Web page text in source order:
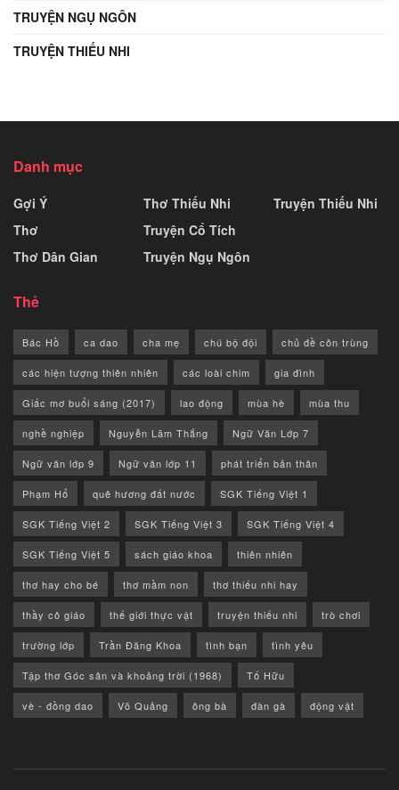
TRUYỆN NGỤ NGÔN
TRUYỆN THIẾU NHI
Danh mục
Gợi Ý
Thơ
Thơ Dân Gian
Thơ Thiếu Nhi
Truyện Cổ Tích
Truyện Ngụ Ngôn
Truyện Thiếu Nhi
Thẻ
Bác Hồ ca dao cha mẹ chú bộ đội chủ đề côn trùng
các hiện tượng thiên nhiên các loài chim gia đình
Giấc mơ buổi sáng (2017) lao động mùa hè mùa thu
nghề nghiệp Nguyễn Lãm Thắng Ngữ Văn Lớp 7
Ngữ văn lớp 9 Ngữ văn lớp 11 phát triển bản thân
Phạm Hổ quê hương đất nước SGK Tiếng Việt 1
SGK Tiếng Việt 2 SGK Tiếng Việt 3 SGK Tiếng Việt 4
SGK Tiếng Việt 5 sách giáo khoa thiên nhiên
thơ hay cho bé thơ mầm non thơ thiếu nhi hay
thầy cô giáo thế giới thực vật truyện thiếu nhi trò chơi
trường lớp Trần Đăng Khoa tình bạn tình yêu
Tập thơ Góc sân và khoảng trời (1968) Tố Hữu
vè - đồng dao Võ Quảng ông bà đàn gà động vật